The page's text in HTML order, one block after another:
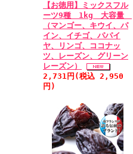
【お徳用】ミックスフル
ーツ9種 1kg 大容量
（マンゴー、キウイ、パ
イン、イチゴ、パパイ
ヤ、リンゴ、ココナッ
ツ、レーズン、グリーン
レーズン）
2,731円(税込 2,950
円)